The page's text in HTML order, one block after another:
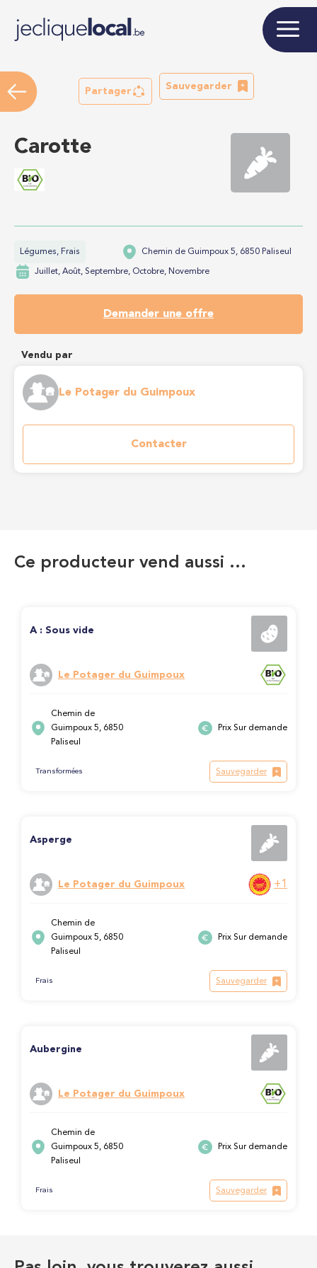
Partager
Sauvegarder
Carotte
Légumes, Frais Chemin de Guimpoux 5, 6850 Paliseul
Juillet, Août, Septembre, Octobre, Novembre
Demander une offre
Vendu par
Le Potager du Guimpoux
Contacter
Ce producteur vend aussi …
A : Sous vide
Le Potager du Guimpoux
Chemin de
Guimpoux 5, 6850
Paliseul
Prix Sur demande
Transformées Sauvegarder
Asperge
Le Potager du Guimpoux +1
Chemin de
Guimpoux 5, 6850
Paliseul
Prix Sur demande
Frais Sauvegarder
Aubergine
Le Potager du Guimpoux
Chemin de
Guimpoux 5, 6850
Paliseul
Prix Sur demande
Frais Sauvegarder